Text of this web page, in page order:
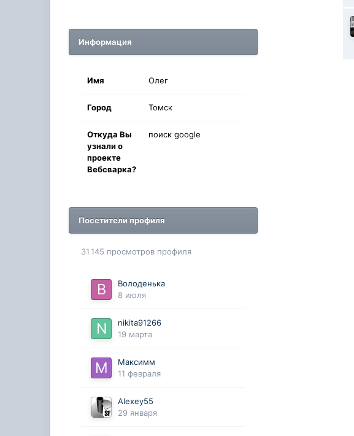
Информация
Имя Олег
Город Томск
Oткyдa Вы
узнaли o
проекте
Вебсварка?
поиск google
Посетители профиля
31 145 просмотров профиля
Володенька
8 июля
nikita91266
19 марта
Максимм
11 февраля
Alexey55
29 января